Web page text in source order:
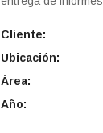
Cliente:
Ubicación:
Área:
Año: